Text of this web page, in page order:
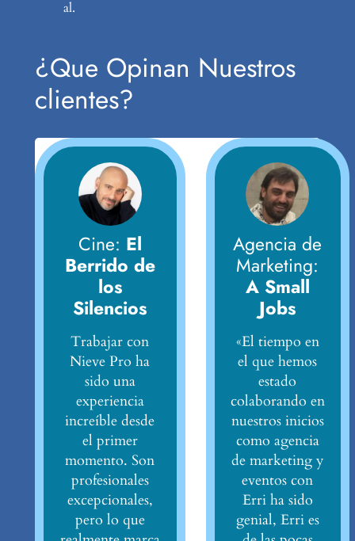
al.
¿Que Opinan Nuestros
clientes?
Cine: El
Berrido de
los
Silencios
Trabajar con
Nieve Pro ha
sido una
experiencia
increíble desde
el primer
momento. Son
profesionales
excepcionales,
pero lo que
Agencia de
Marketing:
A Small
Jobs
«El tiempo en
el que hemos
estado
colaborando en
nuestros inicios
como agencia
de marketing y
eventos con
Erri ha sido
genial, Erri es